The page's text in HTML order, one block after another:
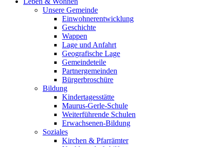
Unsere Gemeinde
Einwohnerentwicklung
Geschichte
Wappen
Lage und Anfahrt
Geografische Lage
Gemeindeteile
Partnergemeinden
Bürgerbroschüre
Bildung
Kindertagesstätte
Maurus-Gerle-Schule
Weiterführende Schulen
Erwachsenen-Bildung
Soziales
Kirchen & Pfarrämter